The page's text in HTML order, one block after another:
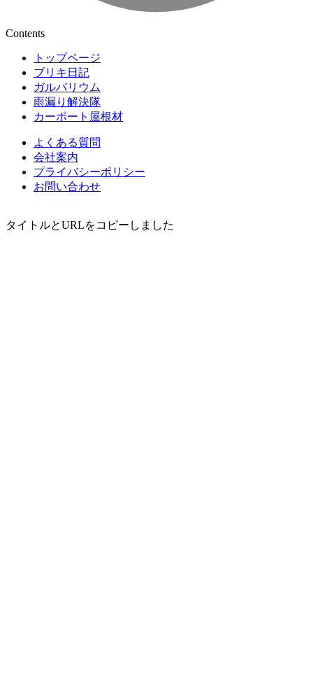
Contents
トップページ
ブリキ日記
ガルバリウム
雨漏り解決隊
カーポート屋根材
よくある質問
会社案内
プライバシーポリシー
お問い合わせ
タイトルとURLをコピーしました